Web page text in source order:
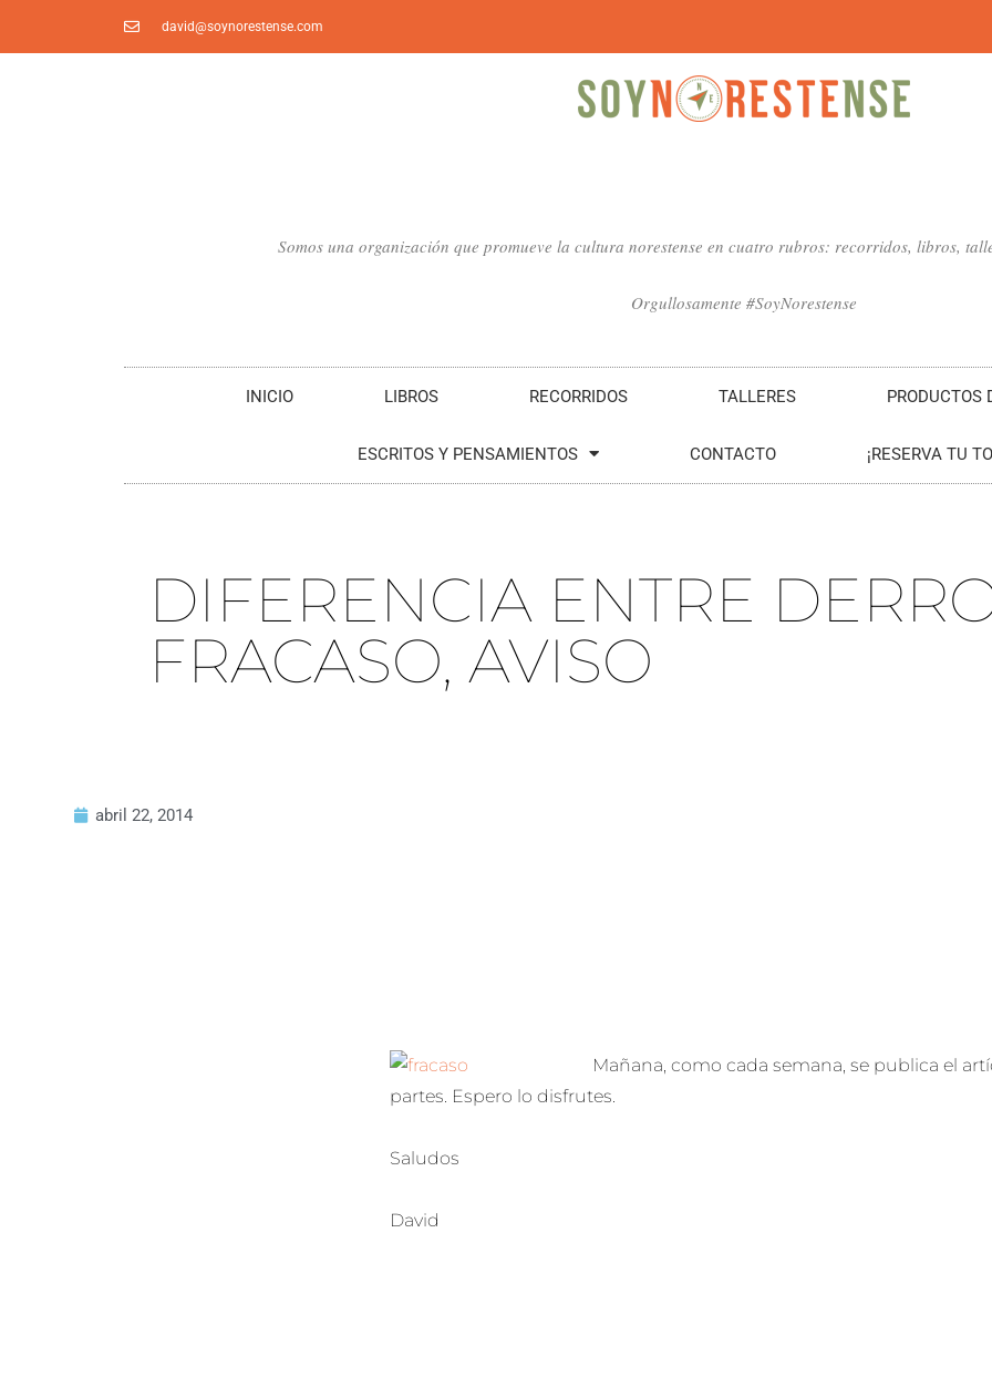
david@soynorestense.com
Somos una organización que promueve la cultura norestense en cuatro rubros: recorridos, libros,
Orgullosamente #SoyNorestense
INICIO LIBROS RECORRIDOS TALLERES PRODUCTOS
ESCRITOS Y PENSAMIENTOS CONTACTO ¡RESERVA TU
DIFERENCIA ENTRE
FRACASO, AVISO
abril 22, 2014
Mañana, como cada semana, se publica el
partes. Espero lo disfrutes.
Saludos
David